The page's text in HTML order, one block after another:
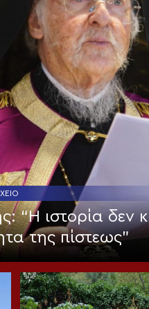
“Η ιστορία δεν
της πίστεως”